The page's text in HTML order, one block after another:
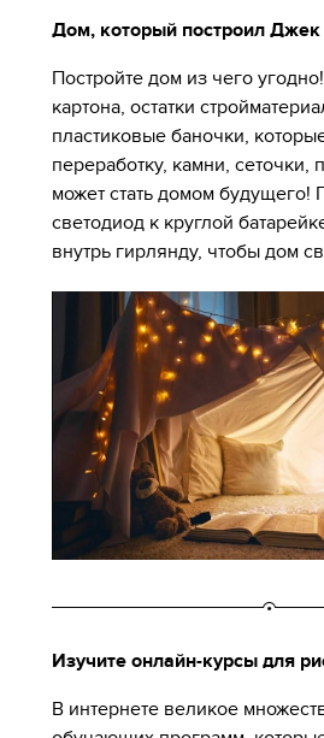
Дом, который построил Джек
Постройте дом из чего
картона, остатки
пластиковые баночки,
переработку, камни, сеточки,
может стать домом будущего!
светодиод к круглой
внутрь гирлянду, чтобы дом
Изучите онлайн-курсы для
В интернете великое